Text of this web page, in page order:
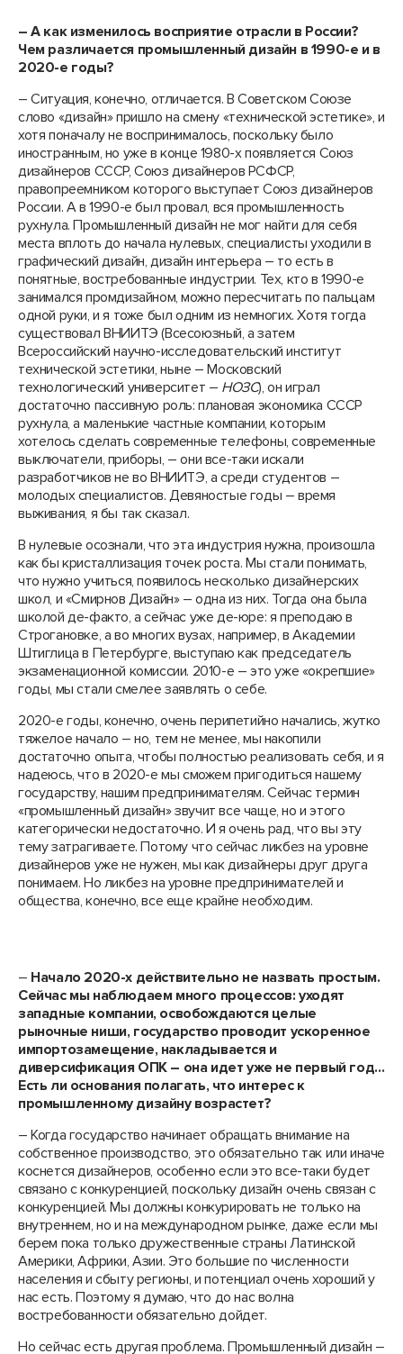
– А как изменилось восприятие отрасли в России?
Чем различается промышленный дизайн в 1990-е и в
2020-е годы?
– Ситуация, конечно, отличается. В Советском Союзе
слово «дизайн» пришло на смену «технической эстетике», и
хотя поначалу не воспринималось, поскольку было
иностранным, но уже в конце 1980-х появляется Союз
дизайнеров СССР, Союз дизайнеров РСФСР,
правопреемником которого выступает Союз дизайнеров
России. А в 1990-е был провал, вся промышленность
рухнула. Промышленный дизайн не мог найти для себя
места вплоть до начала нулевых, специалисты уходили в
графический дизайн, дизайн интерьера – то есть в
понятные, востребованные индустрии. Тех, кто в 1990-е
занимался промдизайном, можно пересчитать по пальцам
одной руки, и я тоже был одним из немногих. Хотя тогда
существовал ВНИИТЭ (Всесоюзный, а затем
Всероссийский научно-исследовательский институт
технической эстетики, ныне – Московский
технологический университет – НОЗС), он играл
достаточно пассивную роль: плановая экономика СССР
рухнула, а маленькие частные компании, которым
хотелось сделать современные телефоны, современные
выключатели, приборы, – они все-таки искали
разработчиков не во ВНИИТЭ, а среди студентов –
молодых специалистов. Девяностые годы – время
выживания, я бы так сказал.
В нулевые осознали, что эта индустрия нужна, произошла
как бы кристаллизация точек роста. Мы стали понимать,
что нужно учиться, появилось несколько дизайнерских
школ, и «Смирнов Дизайн» – одна из них. Тогда она была
школой де-факто, а сейчас уже де-юре: я преподаю в
Строгановке, а во многих вузах, например, в Академии
Штиглица в Петербурге, выступаю как председатель
экзаменационной комиссии. 2010-е – это уже «окрепшие»
годы, мы стали смелее заявлять о себе.
2020-е годы, конечно, очень перипетийно начались, жутко
тяжелое начало – но, тем не менее, мы накопили
достаточно опыта, чтобы полностью реализовать себя, и я
надеюсь, что в 2020-е мы сможем пригодиться нашему
государству, нашим предпринимателям. Сейчас термин
«промышленный дизайн» звучит все чаще, но и этого
категорически недостаточно. И я очень рад, что вы эту
тему затрагиваете. Потому что сейчас ликбез на уровне
дизайнеров уже не нужен, мы как дизайнеры друг друга
понимаем. Но ликбез на уровне предпринимателей и
общества, конечно, все еще крайне необходим.
– Начало 2020-х действительно не назвать простым.
Сейчас мы наблюдаем много процессов: уходят
западные компании, освобождаются целые
рыночные ниши, государство проводит ускоренное
импортозамещение, накладывается и
диверсификация ОПК – она идет уже не первый год…
Есть ли основания полагать, что интерес к
промышленному дизайну возрастет?
– Когда государство начинает обращать внимание на
собственное производство, это обязательно так или иначе
коснется дизайнеров, особенно если это все-таки будет
связано с конкуренцией, поскольку дизайн очень связан с
конкуренцией. Мы должны конкурировать не только на
внутреннем, но и на международном рынке, даже если мы
берем пока только дружественные страны Латинской
Америки, Африки, Азии. Это большие по численности
населения и сбыту регионы, и потенциал очень хороший у
нас есть. Поэтому я думаю, что до нас волна
востребованности обязательно дойдет.
Но сейчас есть другая проблема. Промышленный дизайн –